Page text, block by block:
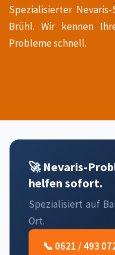
Spezialisierter
Brühl. Wir kennen
Probleme schnell.
🚀 Nevaris-
helfen sofort.
Spezialisiert auf
Ort.
📞 0621 / 493